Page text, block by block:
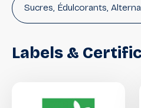
Sucres, Édulcorants,
Labels &